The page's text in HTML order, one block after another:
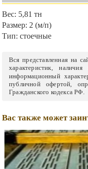
Вес: 5,81 тн
Размер: 2 (м/п)
Тип: стоечные
Вся представленная на
характеристик,
информационный
публичной офертой,
Гражданского кодекса РФ.
Вас также может